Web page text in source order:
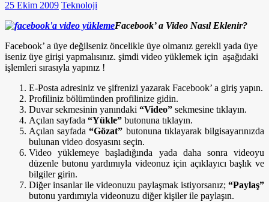
25 Ekim 2009 Teknoloji
Facebook’ a Video Nasıl Eklenir?
Facebook’ a üye değilseniz öncelikle üye olmanız gerekli yada üye
iseniz üye girişi yapmalısınız. şimdi video yüklemek için aşağıdaki
işlemleri sırasıyla yapınız !
E-Posta adresiniz ve şifrenizi yazarak Facebook’ a giriş yapın.
Profiliniz bölümünden profilinize gidin.
Duvar sekmesinin yanındaki “Video” sekmesine tıklayın.
Açılan sayfada “Yükle” butonuna tıklayın.
Açılan sayfada“Gözat” butonuna tıklayarak bilgisayarınızda
bulunan video dosyasını seçin.
Video yüklemeye başladığında yada daha sonra videoyu
düzenle butonu yardımıyla videonuz için açıklayıcı başlık ve
bilgiler girin.
Diğer insanlar ile videonuzu paylaşmak istiyorsanız; “Paylaş”
butonu yardımıyla videonuzu diğer kişiler ile paylaşın.